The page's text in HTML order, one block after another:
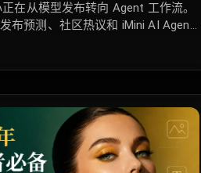
在从模型发布转向 Agent 工作流。
布预测、社区热议和 iMini AI Agent